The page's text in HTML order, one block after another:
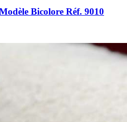
Bicolore Réf. 9010